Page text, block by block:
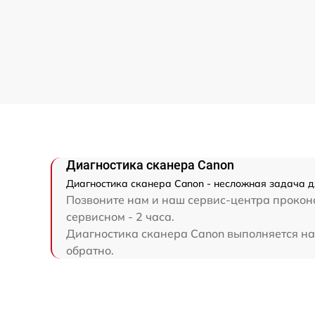
Диагностика сканера Canon
Диагностика сканера Canon - несложная задача
Позвоните нам и наш сервис-центра
сервисном - 2 часа.
Диагностика сканера Canon выполняется
обратно.